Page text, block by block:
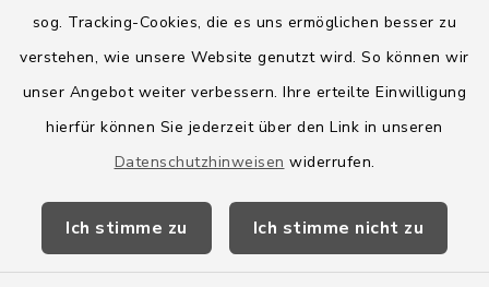
sog. Tracking-Cookies, die es uns ermöglichen besser zu
verstehen, wie unsere Website genutzt wird. So können wir
unser Angebot weiter verbessern. Ihre erteilte Einwilligung
hierfür können Sie jederzeit über den Link in unseren
Datenschutzhinweisen widerrufen.
Ich stimme zu Ich stimme nicht zu
Amt Boostedt-Rickling
Kreis Segeberg
Wege-Zweckverband